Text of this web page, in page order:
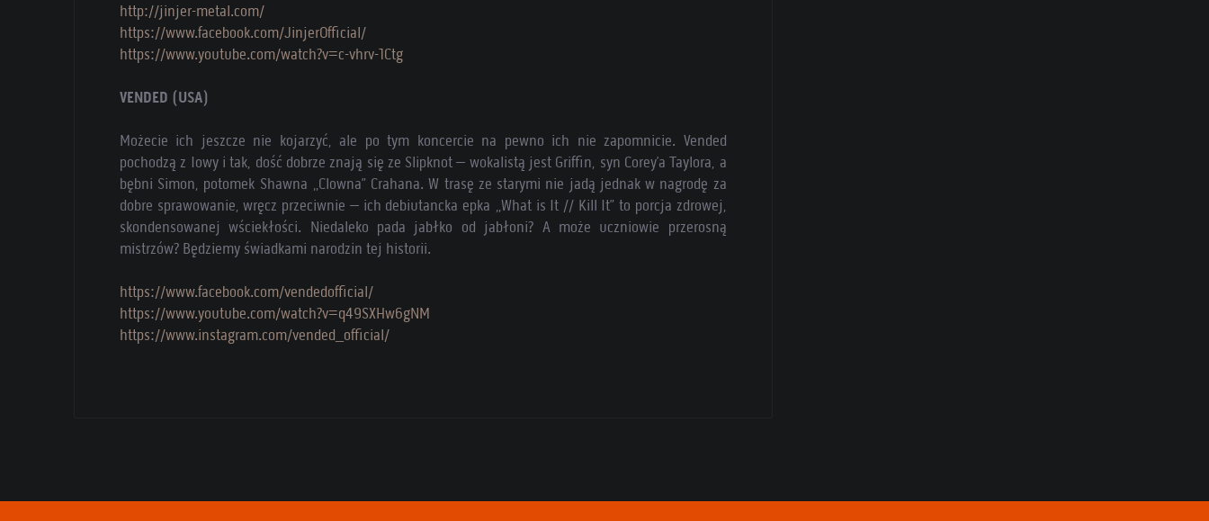
http://jinjer-metal.com/
https://www.facebook.com/JinjerOfficial/
https://www.youtube.com/watch?v=c-vhrv-1Ctg
VENDED (USA)
Możecie ich jeszcze nie kojarzyć, ale po tym koncercie na pewno ich nie zapomnicie. Vended
pochodzą z Iowy i tak, dość dobrze znają się ze Slipknot – wokalistą jest Griffin, syn Corey’a Taylora, a
bębni Simon, potomek Shawna „Clowna” Crahana. W trasę ze starymi nie jadą jednak w nagrodę za
dobre sprawowanie, wręcz przeciwnie – ich debiutancka epka „What is It // Kill It” to porcja zdrowej,
skondensowanej wściekłości. Niedaleko pada jabłko od jabłoni? A może uczniowie przerosną
mistrzów? Będziemy świadkami narodzin tej historii.
https://www.facebook.com/vendedofficial/
https://www.youtube.com/watch?v=q49SXHw6gNM
https://www.instagram.com/vended_official/